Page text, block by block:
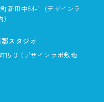
新田中64-1
（デザインラ
スタジオ
15-3 （デザインラボ敷地